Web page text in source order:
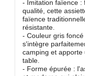
- Imitation faïence :
qualité, cette
faïence
résistante.
- Couleur gris
s'intègre
camping et
table.
- Forme épurée :